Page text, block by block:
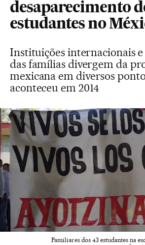
desaparecimento
estudantes no
Instituições internacionais e
das famílias divergem da
mexicana em diversos
aconteceu em 2014
Familiares dos 43 estudantes na